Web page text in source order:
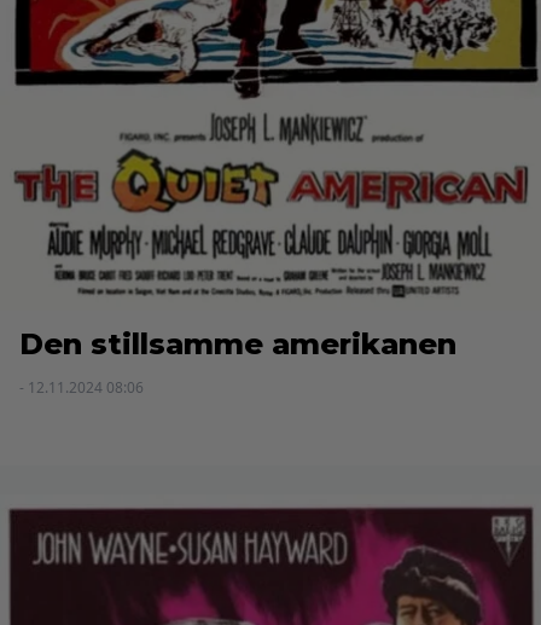
Den stillsamme amerikanen
- 12.11.2024 08:06